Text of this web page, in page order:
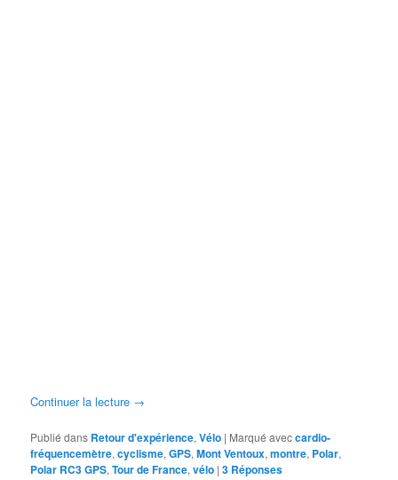
Continuer la lecture →
Publié dans Retour d'expérience,Vélo | Marqué aveccardio-
fréquencemètre,cyclisme,GPS,Mont Ventoux,montre, Polar,
Polar RC3 GPS,Tour de France,vélo |3 Réponses